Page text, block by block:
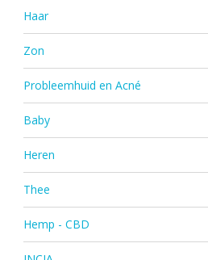
Haar
Zon
Probleemhuid en Acné
Baby
Heren
Thee
Hemp - CBD